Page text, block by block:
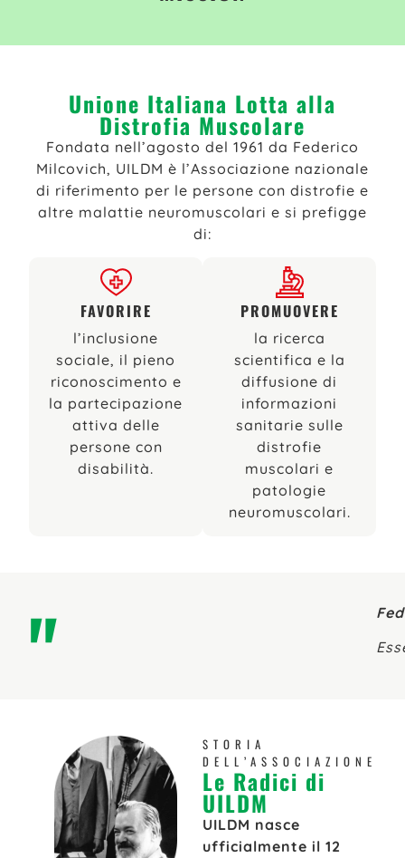
Unione Italiana Lotta alla
Distrofia Muscolare
Fondata nell’agosto del 1961 da Federico
Milcovich, UILDM è l’Associazione nazionale
di riferimento per le persone con distrofie e
altre malattie neuromuscolari e si prefigge
di:
FAVORIRE
l’inclusione
sociale, il pieno
riconoscimento e
la partecipazione
attiva delle
persone con
disabilità.
PROMUOVERE
la ricerca
scientifica e la
diffusione di
informazioni
sanitarie sulle
distrofie
muscolari e
patologie
neuromuscolari.
"
STORIA
DELL’ASSOCIAZIONE
Le Radici di
UILDM
UILDM nasce
ufficialmente il 12